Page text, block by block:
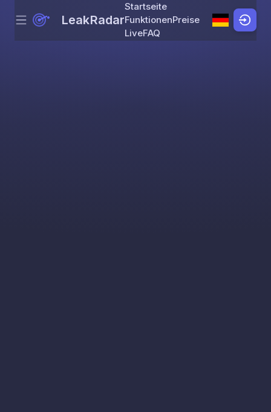
Skip to content
Menu LeakRadar
Startseite
FunktionenPreise
LiveFAQ